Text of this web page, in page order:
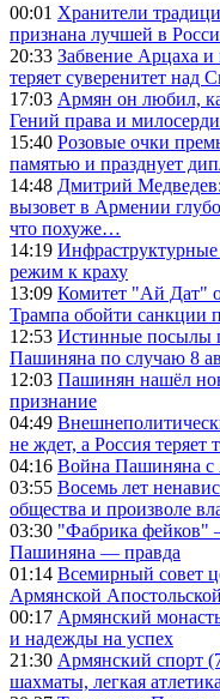
00:01 Хранители
признана лучшей в
20:33 Забвение Арцаха
теряет суверенитет над
17:03 Армян он любил,
Гений права и
15:40 Розовые очки
памятью и празднует
14:48 Дмитрий
вызовет в Армении
что похуже…
14:19
режим к краху
13:09 Комитет "Ай Дат"
Трампа обойти санкции
12:53 Истинные посылы
Пашиняна по случаю 8
12:03 Пашинян нашёл
признание
04:49
не ждет, а Россия теряет
04:16 Война Пашиняна с
03:55 Восемь лет
общества и произволе
03:30 "Фабрика фейков"
Пашиняна — правда
01:14 Всемирный совет
Армянской
00:17 Армянский
и надежды на успех
21:30 Армянский спорт
шахматы, легкая атлетика